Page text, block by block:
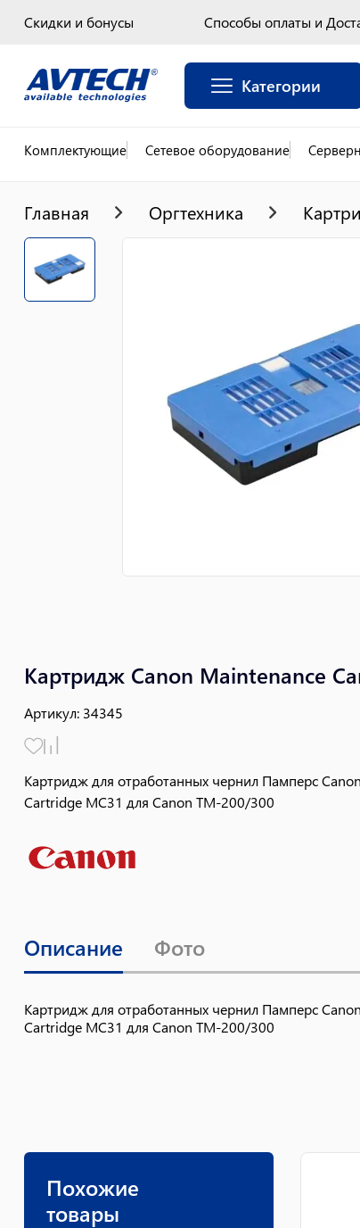
Скидки и бонусы Способы оплаты и
Категории
Комплектующие Сетевое оборудование
Главная Оргтехника
Картридж Canon Maintenance
Артикул: 34345
Картридж для отработанных чернил Памперс
Cartridge MC31 для Canon TM-200/300
Описание Фото
Картридж для отработанных чернил Памперс
Cartridge MC31 для Canon TM-200/300
Похожие
товары